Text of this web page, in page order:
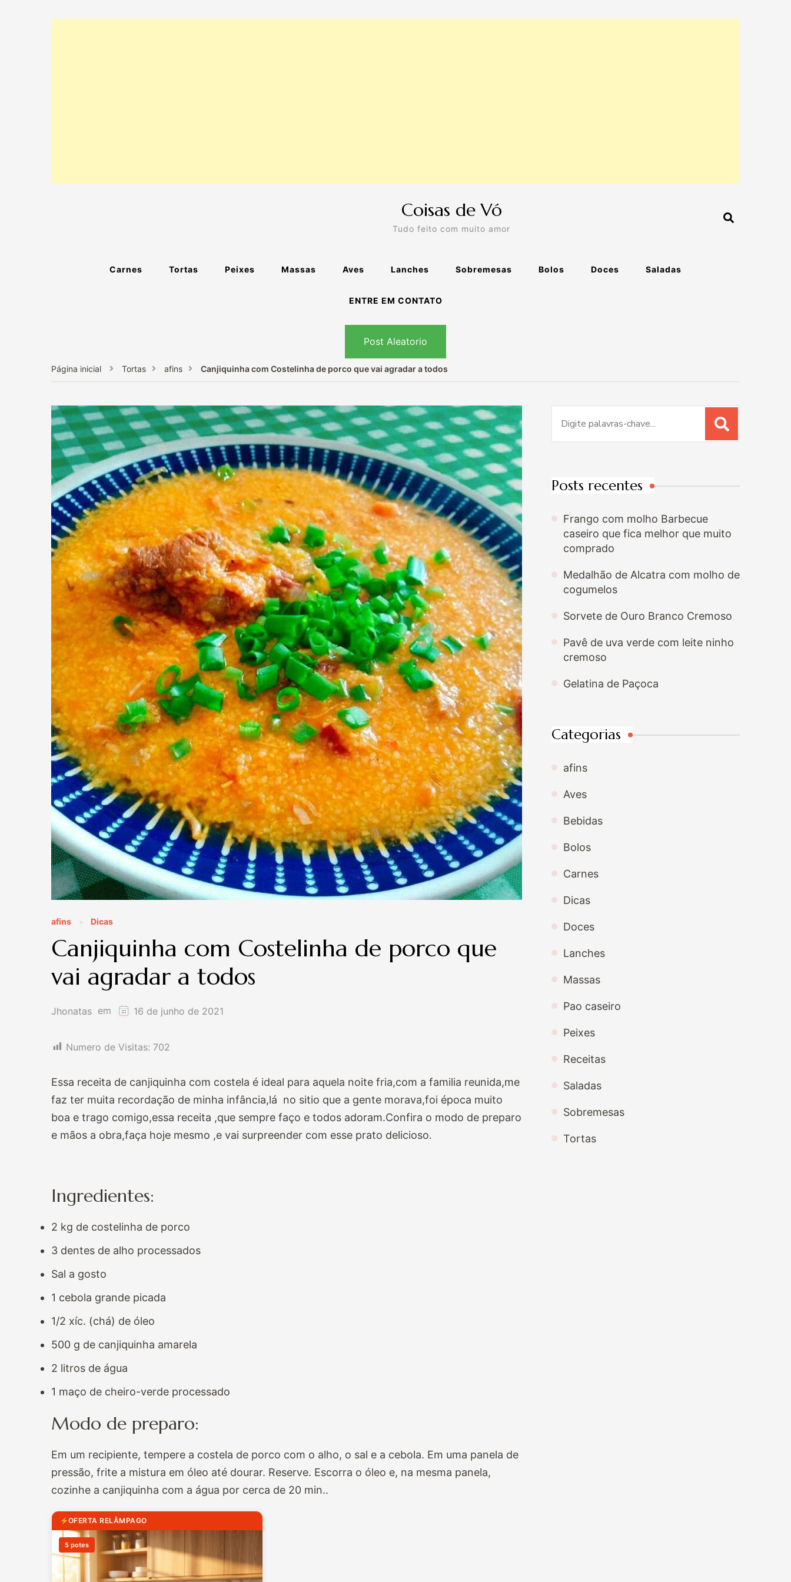
Coisas de Vó
Tudo feito com muito amor
Carnes Tortas Peixes Massas Aves Lanches Sobremesas Bolos Doces Saladas
ENTRE EM CONTATO
Post Aleatorio
Página inicial Tortas afins Canjiquinha com Costelinha de porco que vai agradar a todos
afins Dicas
Canjiquinha com Costelinha de porco que
vai agradar a todos
Jhonatas em 16 de junho de 2021
Numero de Visitas: 702
Essa receita de canjiquinha com costela é ideal para aquela noite fria,com a familia reunida,me
faz ter muita recordação de minha infância,lá no sitio que a gente morava,foi época muito
boa e trago comigo,essa receita ,que sempre faço e todos adoram.Confira o modo de preparo
e mãos a obra,faça hoje mesmo ,e vai surpreender com esse prato delicioso.
Ingredientes:
2 kg de costelinha de porco
3 dentes de alho processados
Sal a gosto
1 cebola grande picada
1/2 xíc. (chá) de óleo
500 g de canjiquinha amarela
2 litros de água
1 maço de cheiro-verde processado
Modo de preparo:
Em um recipiente, tempere a costela de porco com o alho, o sal e a cebola. Em uma panela de
pressão, frite a mistura em óleo até dourar. Reserve. Escorra o óleo e, na mesma panela,
cozinhe a canjiquinha com a água por cerca de 20 min..
OFERTA RELÂMPAGO
5 potes
por:
Posts recentes
Frango com molho Barbecue
caseiro que fica melhor que muito
comprado
Medalhão de Alcatra com molho de
cogumelos
Sorvete de Ouro Branco Cremoso
Pavê de uva verde com leite ninho
cremoso
Gelatina de Paçoca
Categorias
afins
Aves
Bebidas
Bolos
Carnes
Dicas
Doces
Lanches
Massas
Pao caseiro
Peixes
Receitas
Saladas
Sobremesas
Tortas